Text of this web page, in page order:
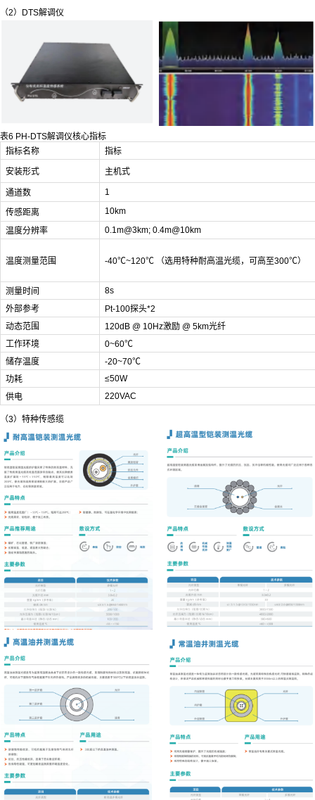
（2）DTS解调仪
表6 PH-DTS解调仪核心指标
指标名称
指标
安装形式 主机式
通道数 1
传感距离
10km
温度分辨率
0.1m@3km; 0.4m@10km
温度测量范围 -40℃~120℃ （选用特种耐高温光缆，可高至300℃）
测量时间
8s
外部参考
Pt-100探头*2
动态范围
120dB @ 10Hz激励 @ 5km光纤
工作环境
0~60℃
储存温度
-20~70℃
功耗
≤50W
供电
220VAC
（3）特种传感缆